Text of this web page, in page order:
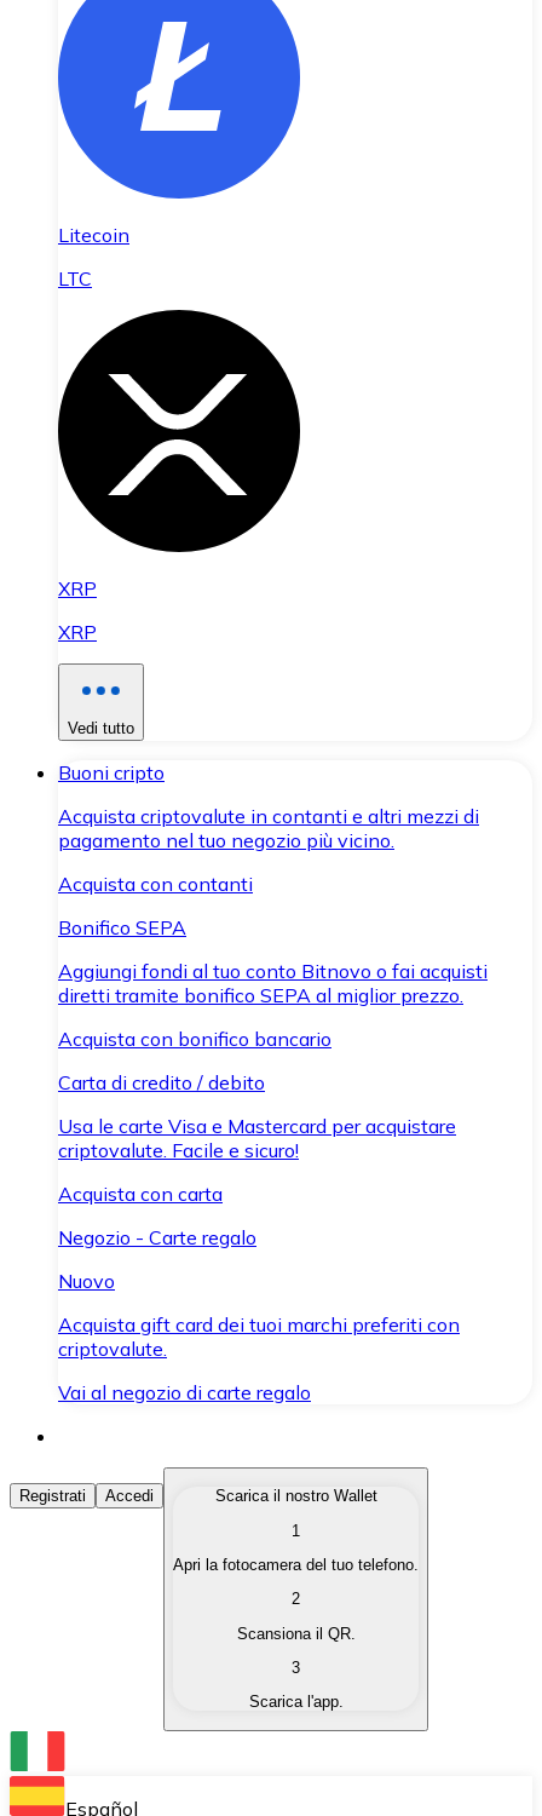
Litecoin
LTC
XRP
XRP
Vedi tutto
Buoni cripto
Acquista criptovalute in contanti e altri mezzi di
pagamento nel tuo negozio più vicino.
Acquista con contanti
Bonifico SEPA
Aggiungi fondi al tuo conto Bitnovo o fai acquisti
diretti tramite bonifico SEPA al miglior prezzo.
Acquista con bonifico bancario
Carta di credito / debito
Usa le carte Visa e Mastercard per acquistare
criptovalute. Facile e sicuro!
Acquista con carta
Negozio - Carte regalo
Nuovo
Acquista gift card dei tuoi marchi preferiti con
criptovalute.
Vai al negozio di carte regalo
Acquista Criptovalute
Acquista le criptovalute che ti interessano in modo
Converti le tue criptovalute in valuta fiat quando ne
Scambia una criptovaluta con un'altra
Conserva le tue cripto in un Wallet self-custodial.
Registrati Accedi
Scarica il nostro Wallet
1
Apri la fotocamera del tuo telefono.
2
Scansiona il QR.
3
Scarica l'app.
Español